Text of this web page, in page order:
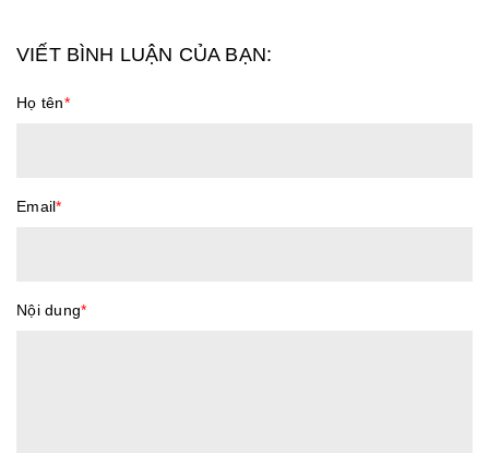
VIẾT BÌNH LUẬN CỦA BẠN:
Họ tên*
Email*
Nội dung*